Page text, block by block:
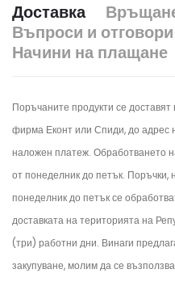
Доставка
Въпроси и отговори
Начини на плащане
Поръчаните продукти се доставят
фирма Еконт или Спиди, до адрес
наложен платеж. Обработването
от понеделник до петък. Поръчки,
понеделник до петък се
доставката на територията на
(три) работни дни. Винаги
закупуване, молим да се